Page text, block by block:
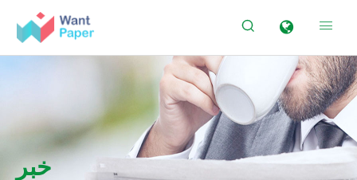
 
خبر